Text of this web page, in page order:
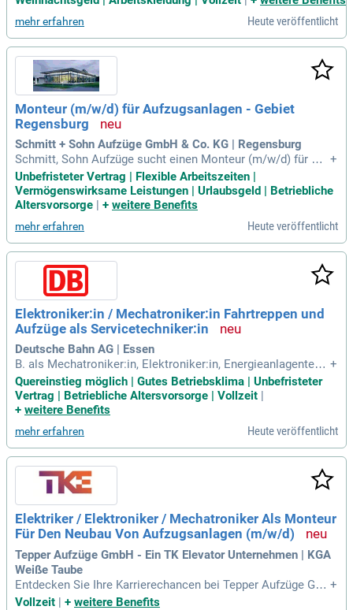
der Aufzugsanlagen ; Du identifizierst Störungen, führst Rep
araturarbeiten durch und stellst die Verfügbarkeit der Aufzü
ge sicher; Du organisierst
mehr erfahren Heute veröffentlicht
Monteur (m/w/d) für Aufzugsanlagen - Gebiet
Regensburg
Schmitt + Sohn Aufzüge GmbH & Co. KG | Regensburg
Schmitt, Sohn Aufzüge sucht einen Monteur (m/w/d) für Auf
zugsanlagen in Regensburg. Bewerben Sie sich mit aktuelle
n Unterlagen und werden Sie Teil eines internationalen Fami
lienunternehmens. Seit über 100 Jahren setzen wir Maßstäb
e in Aufzugsbau und Service. Mit 1.900 Mitarbeitenden an 3
3 Standorten leben wir Werte wie Qualität und Zuverlässigke
it. Profitieren Sie von einem vertrauensvollen Arbeitsklima,
das Eigenverantwortung fördert. Bringen Sie Ihre Karriere vo
ran und bereichern Sie unser engagiertes Team in der Aufzu
gsbranche!
+
Unbefristeter Vertrag | Flexible Arbeitszeiten |
Vermögenswirksame Leistungen | Urlaubsgeld | Betriebliche
Altersvorsorge | + weitere Benefits
mehr erfahren Heute veröffentlicht
Elektroniker:in / Mechatroniker:in Fahrtreppen und
Aufzüge als Servicetechniker:in
Deutsche Bahn AG | Essen
B. als Mechatroniker:in, Elektroniker:in, Energieanlagentech
niker:in oder Elektriker:in; Außerdem bringst du bereits erst
e, idealerweise mehrjährige Berufserfahrung und Kenntnisse
in der Aufzugs- oder Fahrtreppentechnik mit; Eigenständige
+
Quereinstieg möglich | Gutes Betriebsklima | Unbefristeter
Vertrag | Betriebliche Altersvorsorge | Vollzeit
+ weitere Benefits
mehr erfahren Heute veröffentlicht
Elektriker / Elektroniker / Mechatroniker Als Monteur
Für Den Neubau Von Aufzugsanlagen (m/w/d)
Tepper Aufzüge GmbH - Ein TK Elevator Unternehmen | KGA
Weiße Taube
Entdecken Sie Ihre Karrierechancen bei Tepper Aufzüge Gm
bH, dem führenden Aufzugshersteller in NRW. Profitieren Sie
+
Vollzeit | + weitere Benefits